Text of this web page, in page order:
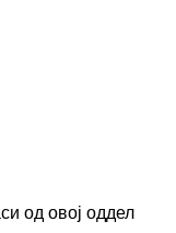
од овој оддел